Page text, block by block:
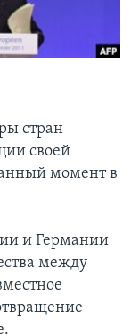
стран
своей
момент в
и Германии
между